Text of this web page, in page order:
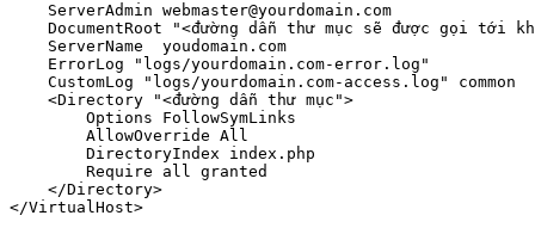
    ServerAdmin webmaster@yourdomain.com
DocumentRoot "<đường dẫn thư mục sẽ được gọi tới
    ServerName  youdomain.com
    ErrorLog "logs/yourdomain.com-error.log"
    CustomLog "logs/yourdomain.com-access.log" common
    <Directory "<đường dẫn thư mục">
        Options FollowSymLinks
        AllowOverride All
        DirectoryIndex index.php
        Require all granted
    </Directory>